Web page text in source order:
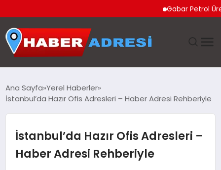
Gabar Petrol
SPOR
EKONOMI
Ana Sayfa Yerel Haberler
İstanbul’da Hazır Ofis Adresleri – Haber Adresi Rehberiyle
İstanbul’da Hazır Ofis Adresleri –
Haber Adresi Rehberiyle